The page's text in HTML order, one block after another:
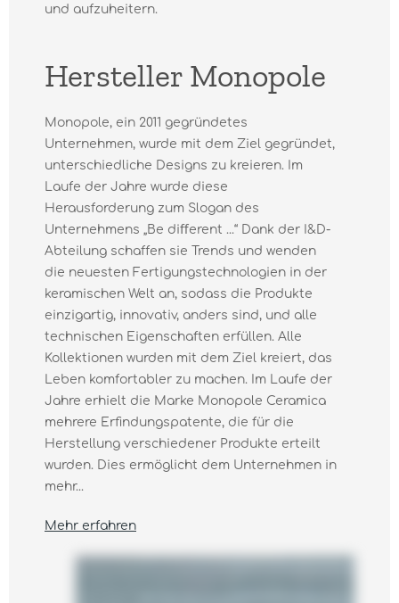
und aufzuheitern.
Hersteller Monopole
Monopole, ein 2011 gegründetes
Unternehmen, wurde mit dem Ziel gegründet,
unterschiedliche Designs zu kreieren. Im
Laufe der Jahre wurde diese
Herausforderung zum Slogan des
Unternehmens „Be diﬀerent ...“ Dank der I&D-
Abteilung schaffen sie Trends und wenden
die neuesten Fertigungstechnologien in der
keramischen Welt an, sodass die Produkte
einzigartig, innovativ, anders sind, und alle
technischen Eigenschaften erfüllen. Alle
Kollektionen wurden mit dem Ziel kreiert, das
Leben komfortabler zu machen. Im Laufe der
Jahre erhielt die Marke Monopole Ceramica
mehrere Erfindungspatente, die für die
Herstellung verschiedener Produkte erteilt
wurden. Dies ermöglicht dem Unternehmen in
mehr...
Mehr erfahren